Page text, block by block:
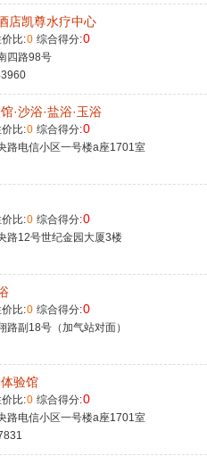
店凯尊水疗中心
比:0 综合得分:0
四路98号
·沙浴·盐浴·玉浴
比:0 综合得分:0
路电信小区一号楼a座1701室
比:0 综合得分:0
路12号世纪金园大厦3楼
比:0 综合得分:0
路副18号（加气站对面）
验馆
比:0 综合得分:0
路电信小区一号楼a座1701室